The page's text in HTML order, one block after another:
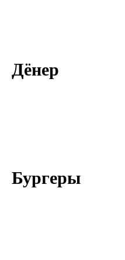
Дёнер
Бургеры